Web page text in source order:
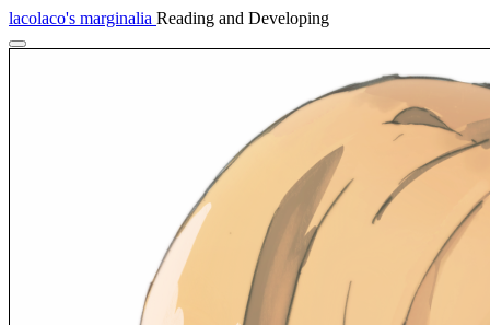
lacolaco's marginalia Reading and Developing